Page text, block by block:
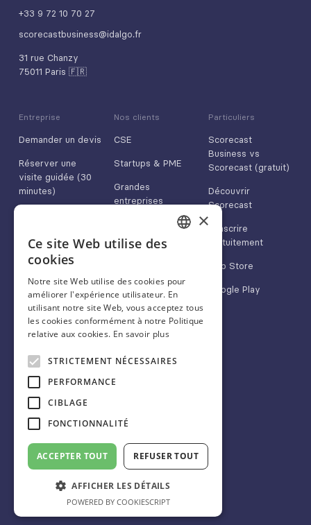
+33 9 72 10 70 27
scorecastbusiness@idalgo.fr
31 rue Chanzy
75011 Paris 🇫🇷
Entreprise
Demander un devis
Réserver une
visite guidée (30
minutes)
App Store
Google Play
Nos clients
CSE
Startups & PME
Grandes
entreprises
Médias & marques
Particuliers
Scorecast
Business vs
Scorecast (gratuit)
Découvrir
Scorecast
S'inscrire
gratuitement
App Store
Google Play
Blog
FAQ
CGU
×
Ce site Web utilise des
cookies
Notre site Web utilise des cookies pour
améliorer l'expérience utilisateur. En
utilisant notre site Web, vous acceptez tous
les cookies conformément à notre Politique
relative aux cookies. En savoir plus
STRICTEMENT NÉCESSAIRES
PERFORMANCE
CIBLAGE
FONCTIONNALITÉ
ACCEPTER TOUT REFUSER TOUT
AFFICHER LES DÉTAILS
POWERED BY COOKIESCRIPT